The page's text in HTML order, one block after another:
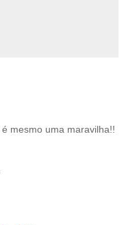
mesmo uma maravilha!!